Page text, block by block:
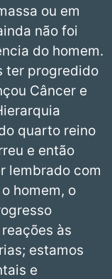
ou em
não foi
do homem.
ter progredido
Câncer e
quarto reino
e então
lembrado com
homem, o
às
estamos
e